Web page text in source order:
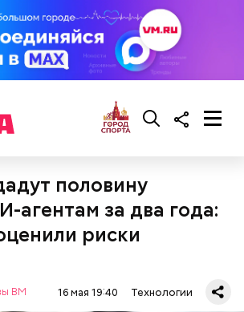
половину
агентам за два года:
риски
ВМ 16 мая 19:40 Технологии